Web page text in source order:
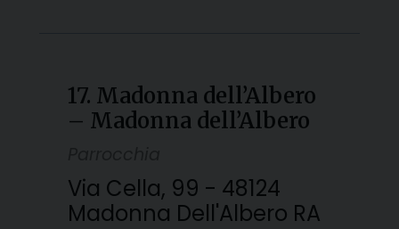
17. Madonna dell’Albero
– Madonna dell’Albero
Via Cella, 99 - 48124
Madonna Dell'Albero RA